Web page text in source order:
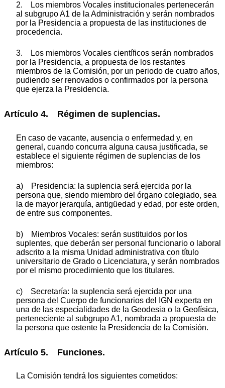
2. Los miembros Vocales institucionales pertenecerán
al subgrupo A1 de la Administración y serán nombrados
por la Presidencia a propuesta de las instituciones de
procedencia.
3. Los miembros Vocales científicos serán nombrados
por la Presidencia, a propuesta de los restantes
miembros de la Comisión, por un periodo de cuatro años,
pudiendo ser renovados o confirmados por la persona
que ejerza la Presidencia.
Artículo 4. Régimen de suplencias.
En caso de vacante, ausencia o enfermedad y, en
general, cuando concurra alguna causa justificada, se
establece el siguiente régimen de suplencias de los
miembros:
a) Presidencia: la suplencia será ejercida por la
persona que, siendo miembro del órgano colegiado, sea
la de mayor jerarquía, antigüedad y edad, por este orden,
de entre sus componentes.
b) Miembros Vocales: serán sustituidos por los
suplentes, que deberán ser personal funcionario o laboral
adscrito a la misma Unidad administrativa con título
universitario de Grado o Licenciatura, y serán nombrados
por el mismo procedimiento que los titulares.
c) Secretaría: la suplencia será ejercida por una
persona del Cuerpo de funcionarios del IGN experta en
una de las especialidades de la Geodesia o la Geofísica,
perteneciente al subgrupo A1, nombrada a propuesta de
la persona que ostente la Presidencia de la Comisión.
Artículo 5. Funciones.
La Comisión tendrá los siguientes cometidos: